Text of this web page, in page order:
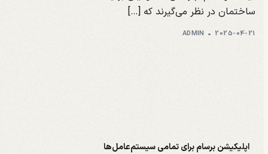
ساختمان در نظر می‌گیرند که […]
ADMIN 2025-04-21
اپلیکیشن برسام برای تمامی سیستم‌عامل‌ها